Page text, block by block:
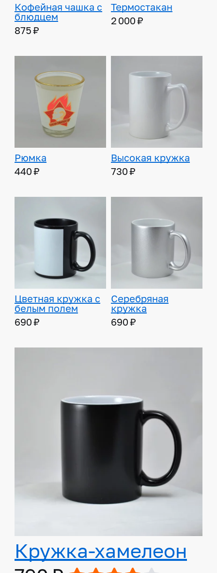
Кофейная чашка с
блюдцем
875 ₽
Термостакан
2 000 ₽
Рюмка
440 ₽
Высокая кружка
730 ₽
Цветная кружка с
белым полем
690 ₽
Серебряная
кружка
690 ₽
Кружка-хамелеон